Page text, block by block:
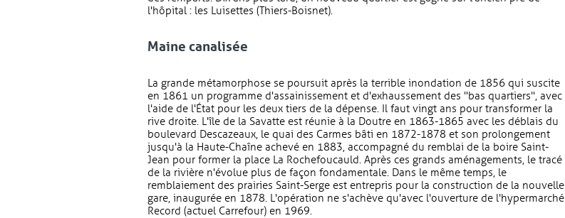
l'hôpital : les Luisettes (Thiers-Boisnet).
Maine canalisée
La grande métamorphose se poursuit après la terrible inondation de 1856 qui suscite
en 1861 un programme d'assainissement et d'exhaussement des "bas quartiers", avec
l'aide de l'État pour les deux tiers de la dépense. Il faut vingt ans pour transformer la
rive droite. L'île de la Savatte est réunie à la Doutre en 1863-1865 avec les déblais du
boulevard Descazeaux, le quai des Carmes bâti en 1872-1878 et son prolongement
jusqu'à la Haute-Chaîne achevé en 1883, accompagné du remblai de la boire Saint-
Jean pour former la place La Rochefoucauld. Après ces grands aménagements, le tracé
de la rivière n'évolue plus de façon fondamentale. Dans le même temps, le
remblaiement des prairies Saint-Serge est entrepris pour la construction de la nouvelle
gare, inaugurée en 1878. L'opération ne s'achève qu'avec l'ouverture de l'hypermarché
Record (actuel Carrefour) en 1969.